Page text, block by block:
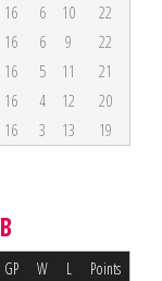
16 6 10
22
16 6 9
22
16 5 11
21
16 4 12
20
16 3 13 19
GP W L Points